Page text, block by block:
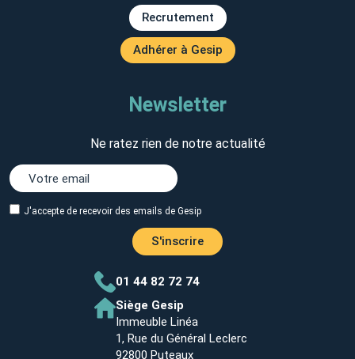
Recrutement
Adhérer à Gesip
Newsletter
Ne ratez rien de notre actualité
J'accepte de recevoir des emails de Gesip
S'inscrire
01 44 82 72 74
Siège Gesip
Immeuble Linéa
1, Rue du Général Leclerc
92800 Puteaux